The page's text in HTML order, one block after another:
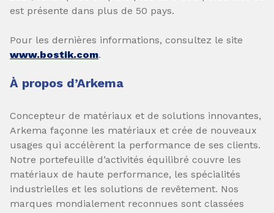
est présente dans plus de 50 pays.
Pour les dernières informations, consultez le site
www.bostik.com.
À propos d’Arkema
Concepteur de matériaux et de solutions innovantes,
Arkema façonne les matériaux et crée de nouveaux
usages qui accélèrent la performance de ses clients.
Notre portefeuille d’activités équilibré couvre les
matériaux de haute performance, les spécialités
industrielles et les solutions de revêtement. Nos
marques mondialement reconnues sont classées